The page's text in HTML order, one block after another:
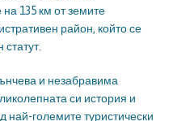
135 км от земите
район, който се
и незабравима
си история и
най-големите туристически